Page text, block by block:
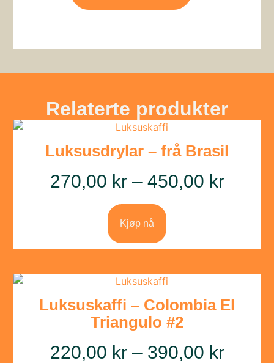
Relaterte produkter
Luksusdrylar – frå Brasil
270,00 kr – 450,00 kr
Kjøp nå
Luksuskaffi – Colombia El
Triangulo #2
220,00 kr – 390,00 kr